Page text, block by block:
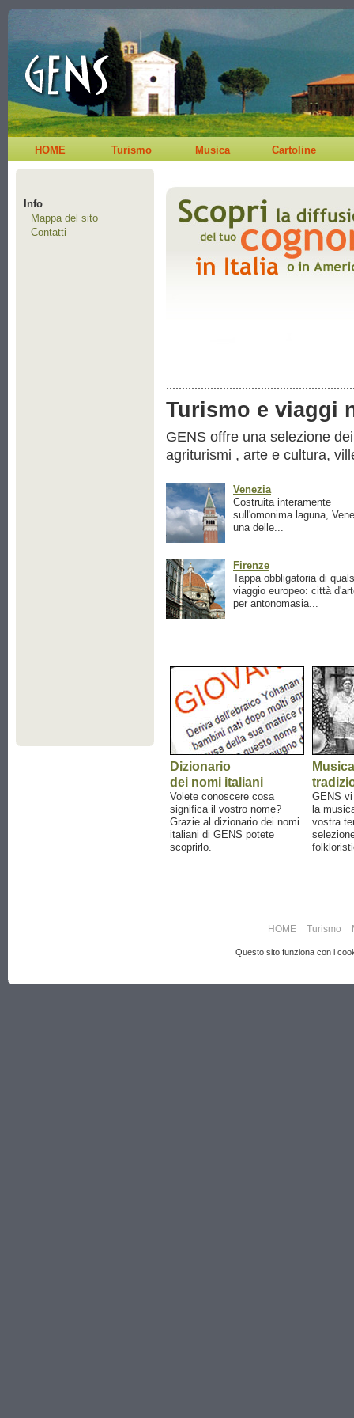
HOME Turismo Musica Cartoline
Info
Mappa del sito
Contatti
Turismo e viaggi
GENS offre una selezione
agriturismi , arte e cultura,
Venezia
Costruita interamente
sull'omonima laguna,
una delle...
Firenze
Tappa obbligatoria di
viaggio europeo: città
per antonomasia...
Dizionario
dei nomi italiani
Volete conoscere cosa
significa il vostro nome?
Grazie al dizionario dei nomi
italiani di GENS potete
scoprirlo.
Musica
GENS
la
vostra
HOME Turismo
Questo sito funziona con i